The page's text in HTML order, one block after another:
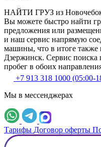
НАЙТИ ГРУЗ из
Вы можете быстро найти
предложения или
и наш сервис напрямую
машины, что в итоге также
Дзержинск. Сервис поиска
пробег в обоих
+7 913 318 1000
Мы в мессенджерах
Тарифы Договор оферты